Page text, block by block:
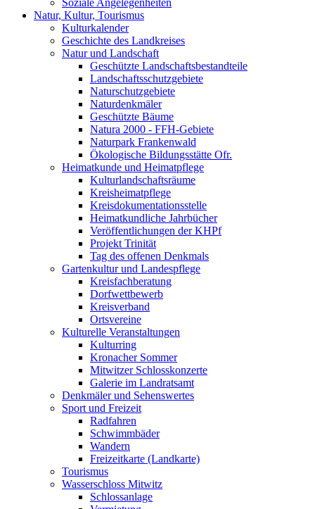
Soziale Angelegenheiten
Natur, Kultur, Tourismus
Kulturkalender
Geschichte des Landkreises
Natur und Landschaft
Geschützte Landschaftsbestandteile
Landschaftsschutzgebiete
Naturschutzgebiete
Naturdenkmäler
Geschützte Bäume
Natura 2000 - FFH-Gebiete
Naturpark Frankenwald
Ökologische Bildungsstätte Ofr.
Heimatkunde und Heimatpflege
Kulturlandschaftsräume
Kreisheimatpflege
Kreisdokumentationsstelle
Heimatkundliche Jahrbücher
Veröffentlichungen der KHPf
Projekt Trinität
Tag des offenen Denkmals
Gartenkultur und Landespflege
Kreisfachberatung
Dorfwettbewerb
Kreisverband
Ortsvereine
Kulturelle Veranstaltungen
Kulturring
Kronacher Sommer
Mitwitzer Schlosskonzerte
Galerie im Landratsamt
Denkmäler und Sehenswertes
Sport und Freizeit
Radfahren
Schwimmbäder
Wandern
Freizeitkarte (Landkarte)
Tourismus
Wasserschloss Mitwitz
Schlossanlage